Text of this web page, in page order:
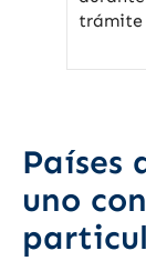
trámite
Países
uno